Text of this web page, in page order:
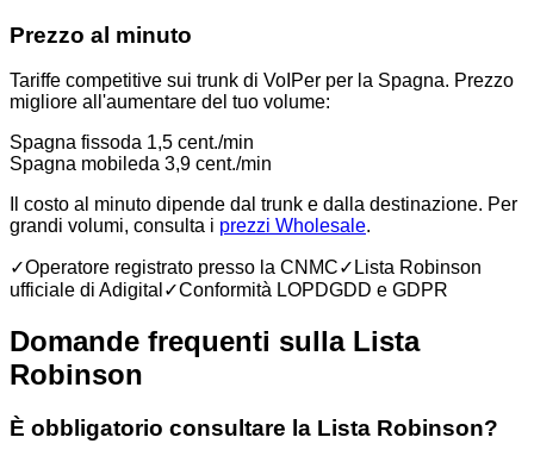
Prezzo al minuto
Tariffe competitive sui trunk di VoIPer per la Spagna. Prezzo
migliore all'aumentare del tuo volume:
Spagna fissoda 1,5 cent./min
Spagna mobileda 3,9 cent./min
Il costo al minuto dipende dal trunk e dalla destinazione. Per
grandi volumi, consulta i prezzi Wholesale.
✓Operatore registrato presso la CNMC✓ Lista Robinson
ufficiale di Adigital ✓Conformità LOPDGDD e GDPR
Domande frequenti sulla Lista
Robinson
È obbligatorio consultare la Lista Robinson?